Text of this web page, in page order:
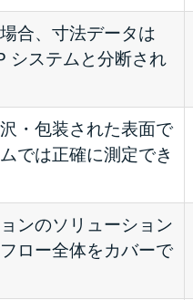
合、寸法データは
システムと分断され
・包装された表面で
では正確に測定でき
ンのソリューション
ロー全体をカバーで